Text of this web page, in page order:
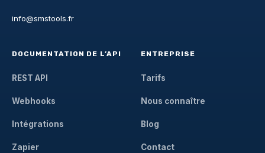
info@smstools.fr
DOCUMENTATION DE L’API
REST API
Webhooks
Intégrations
Zapier
ENTREPRISE
Tarifs
Nous connaître
Blog
Contact